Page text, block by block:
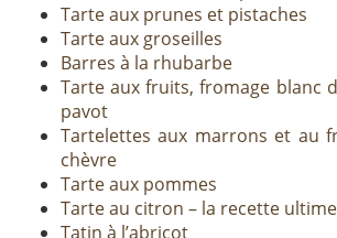
Tarte aux prunes et pistaches
Tarte aux groseilles
Barres à la rhubarbe
Tarte aux fruits, fromage blanc
pavot
Tartelettes aux marrons et au
chèvre
Tarte aux pommes
Tarte au citron – la recette ultime
Tatin à l’abricot